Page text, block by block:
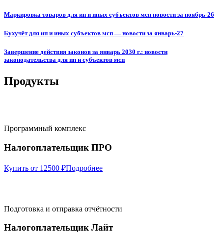
Маркировка товаров для ип и иных субъектов мсп новости за ноябрь-26
Бухучёт для ип и иных субъектов мсп — новости за январь-27
Завершение действия законов за январь 2030 г.: новости
законодательства для ип и субъектов мсп
Продукты
Программный комплекс
Налогоплательщик ПРО
Купить от 12500 ₽Подробнее
Подготовка и отправка отчётности
Налогоплательщик Лайт